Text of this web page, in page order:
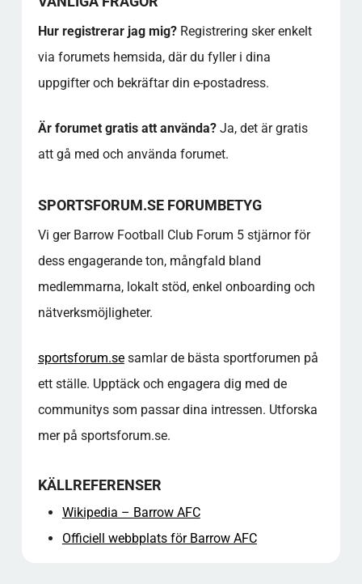
Hur registrerar jag mig?Registrering sker enkelt
via forumets hemsida, där du fyller i dina
uppgifter och bekräftar din e-postadress.
Är forumet gratis att använda?Ja, det är gratis
att gå med och använda forumet.
SPORTSFORUM.SE FORUMBETYG
Vi ger Barrow Football Club Forum 5 stjärnor för
dess engagerande ton, mångfald bland
medlemmarna, lokalt stöd, enkel onboarding och
nätverksmöjligheter.
sportsforum.sesamlar de bästa sportforumen på
ett ställe. Upptäck och engagera dig med de
communitys som passar dina intressen. Utforska
mer på sportsforum.se.
KÄLLREFERENSER
Wikipedia – Barrow AFC
Officiell webbplats för Barrow AFC